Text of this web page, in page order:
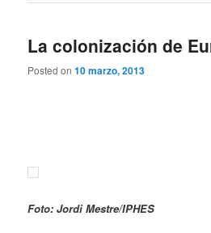
La colonización de
Posted on10 marzo, 2013
Foto: Jordi Mestre/IPHES